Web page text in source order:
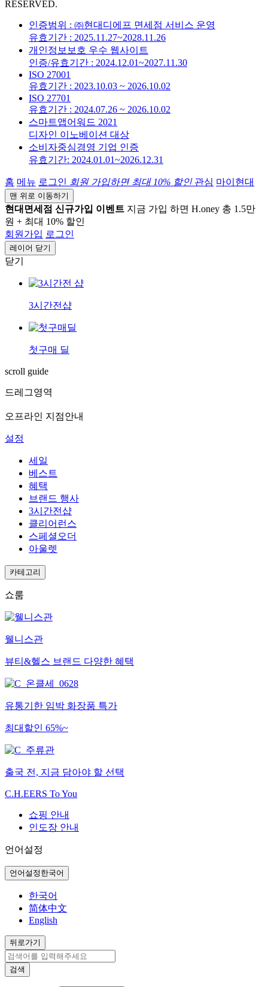
RESERVED.
인증범위 : ㈜현대디에프 면세점 서비스 운영
유효기간 : 2025.11.27~2028.11.26
개인정보보호 우수 웹사이트
인증/유효기간 : 2024.12.01~2027.11.30
ISO 27001
유효기간 : 2023.10.03 ~ 2026.10.02
ISO 27701
유효기간 : 2024.07.26 ~ 2026.10.02
스마트앱어워드 2021
디자인 이노베이션 대상
소비자중심경영 기업 인증
유효기간: 2024.01.01~2026.12.31
홈 메뉴 로그인 회원 가입하면 최대 10% 할인 관심 마이현대
맨 위로 이동하기
현대면세점 신규가입 이벤트 지금 가입 하면 H.oney 총 1.5만
원 + 최대 10% 할인
회원가입 로그인
레이어 닫기
닫기
3시간전샵
첫구매 딜
scroll guide
드레그영역
오프라인 지점안내
설정
세일
베스트
혜택
브랜드 행사
3시간전샵
클리어런스
스페셜오더
아울렛
카테고리
쇼룸
웰니스관
뷰티&헬스 브랜드 다양한 혜택
유통기한 임박 화장품 특가
최대할인 65%~
출국 전, 지금 담아야 할 선택
C.H.EERS To You
쇼핑 안내
인도장 안내
언어설정
언어설정 한국어
한국어
简体中文
English
뒤로가기
검색